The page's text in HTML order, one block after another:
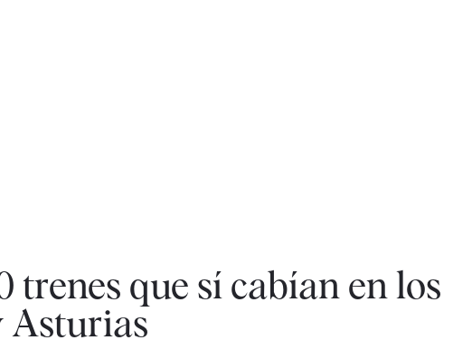
trenes que sí cabían en los
Asturias